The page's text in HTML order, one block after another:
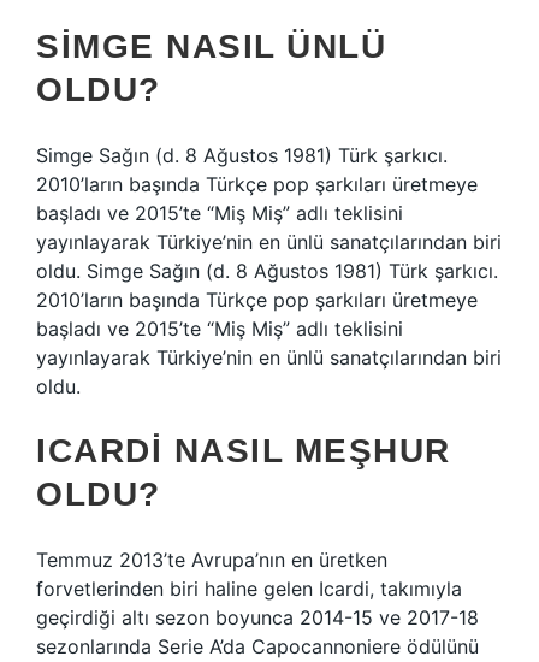
SIMGE NASIL ÜNLÜ
OLDU?
Simge Sağın (d. 8 Ağustos 1981) Türk şarkıcı.
2010’ların başında Türkçe pop şarkıları üretmeye
başladı ve 2015’te “Miş Miş” adlı teklisini
yayınlayarak Türkiye’nin en ünlü sanatçılarından biri
oldu. Simge Sağın (d. 8 Ağustos 1981) Türk şarkıcı.
2010’ların başında Türkçe pop şarkıları üretmeye
başladı ve 2015’te “Miş Miş” adlı teklisini
yayınlayarak Türkiye’nin en ünlü sanatçılarından biri
oldu.
ICARDI NASIL MEŞHUR
OLDU?
Temmuz 2013’te Avrupa’nın en üretken
forvetlerinden biri haline gelen Icardi, takımıyla
geçirdiği altı sezon boyunca 2014-15 ve 2017-18
sezonlarında Serie A’da Capocannoniere ödülünü